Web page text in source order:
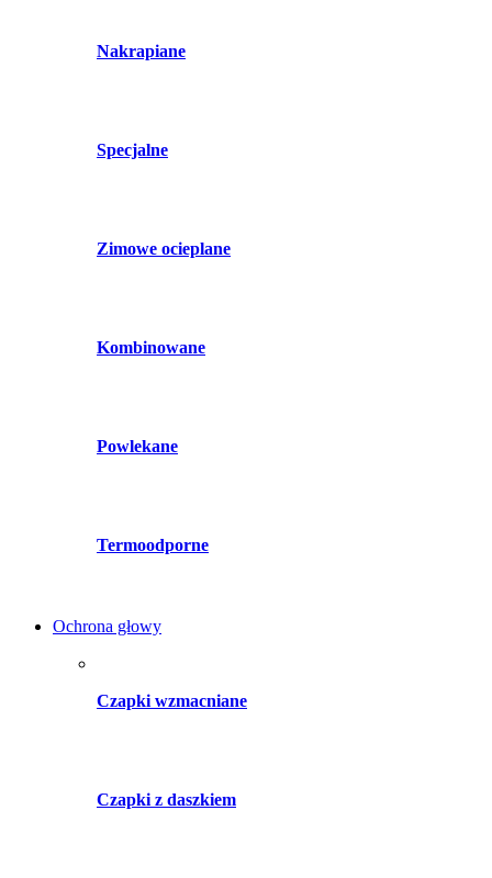
Nakrapiane
Specjalne
Zimowe ocieplane
Kombinowane
Powlekane
Termoodporne
Ochrona głowy
Czapki wzmacniane
Czapki z daszkiem